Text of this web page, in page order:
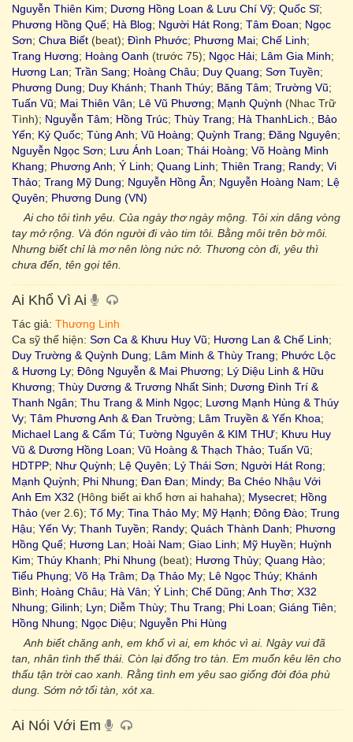
Nguyễn Thiên Kim; Dương Hồng Loan & Lưu Chí Vỹ; Quốc Sĩ;
Phương Hồng Quế; Hà Blog; Người Hát Rong; Tâm Đoan; Ngọc
Sơn; Chưa Biết (beat); Đình Phước; Phương Mai; Chế Linh;
Trang Hương; Hoàng Oanh (trước 75); Ngọc Hải; Lâm Gia Minh;
Hương Lan; Trần Sang; Hoàng Châu; Duy Quang; Sơn Tuyền;
Phương Dung; Duy Khánh; Thanh Thúy; Băng Tâm; Trường Vũ;
Tuấn Vũ; Mai Thiên Vân; Lê Vũ Phương; Mạnh Quỳnh (Nhac Trữ
Tình); Nguyễn Tâm; Hồng Trúc; Thùy Trang; Hà ThanhLich. ; Bảo
Yến; Kỷ Quốc; Tùng Anh; Vũ Hoàng; Quỳnh Trang; Đăng Nguyên;
Nguyễn Ngọc Sơn; Lưu Ánh Loan; Thái Hoàng; Võ Hoàng Minh
Khang; Phương Anh; Ý Linh; Quang Linh; Thiên Trang; Randy; Vi
Thảo; Trang Mỹ Dung; Nguyễn Hồng Ân; Nguyễn Hoàng Nam; Lệ
Quyên; Phương Dung (VN)
Ai cho tôi tình yêu. Của ngày thơ ngày mộng. Tôi xin dâng vòng
tay mở rộng. Và đón người đi vào tim tôi. Bằng môi trên bờ môi.
Nhưng biết chỉ là mơ nên lòng nức nở. Thương còn đi, yêu thì
chưa đến, tên gọi tên.
Ai Khổ Vì Ai
Tác giả: Thương Linh
Ca sỹ thể hiện: Sơn Ca & Khưu Huy Vũ; Hương Lan & Chế Linh;
Duy Trường & Quỳnh Dung; Lâm Minh & Thùy Trang; Phước Lộc
& Hương Ly; Đông Nguyễn & Mai Phương; Lý Diệu Linh & Hữu
Khương; Thùy Dương & Trương Nhất Sinh; Dương Đình Trí &
Thanh Ngân; Thu Trang & Minh Ngọc; Lương Mạnh Hùng & Thúy
Vy; Tâm Phương Anh & Đan Trường; Lâm Truyền & Yến Khoa;
Michael Lang & Cẩm Tú; Tường Nguyên & KIM THƯ; Khưu Huy
Vũ & Dương Hồng Loan; Vũ Hoàng & Thạch Thảo; Tuấn Vũ;
HDTPP; Như Quỳnh; Lệ Quyên; Lý Thái Sơn; Người Hát Rong;
Mạnh Quỳnh; Phi Nhung; Đan Đan; Mindy; Ba Chéo Nhậu Với
Anh Em X32 (Hông biết ai khổ hơn ai hahaha); Mysecret; Hồng
Thảo (ver 2.6); Tố My; Tina Thảo My; Mỹ Hạnh; Đông Đào; Trung
Hậu; Yến Vy; Thanh Tuyền; Randy; Quách Thành Danh; Phương
Hồng Quế; Hương Lan; Hoài Nam; Giao Linh; Mỹ Huyền; Huỳnh
Kim; Thúy Khanh; Phi Nhung (beat); Hương Thủy; Quang Hào;
Tiểu Phụng; Võ Hạ Trâm; Dạ Thảo My; Lê Ngọc Thúy; Khánh
Bình; Hoàng Châu; Hà Vân; Ý Linh; Chế Dũng; Anh Thơ; X32
Nhung; Gilinh; Lyn; Diễm Thùy; Thu Trang; Phi Loan; Giáng Tiên;
Hồng Nhung; Ngọc Diệu; Nguyễn Phi Hùng
Anh biết chăng anh, em khổ vì ai, em khóc vì ai. Ngày vui đã
tan, nhân tình thế thái. Còn lại đống tro tàn. Em muốn kêu lên cho
thấu tận trời cao xanh. Rằng tình em yêu sao giống đời đóa phù
dung. Sớm nở tối tàn, xót xa.
Ai Nói Với Em